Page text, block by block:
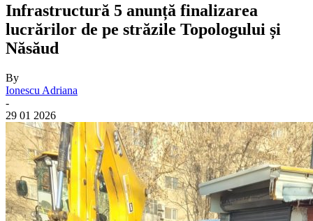
Infrastructură 5 anunță finalizarea
lucrărilor de pe străzile Topologului și
Năsăud
By
Ionescu Adriana
-
29 01 2026